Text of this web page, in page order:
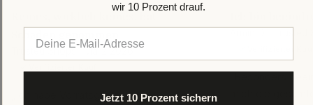
Trusted Shops · März 2026
„Ich habe Vorratsgläser mit
wir 10 Prozent drauf.
Jetzt 10 Prozent sichern